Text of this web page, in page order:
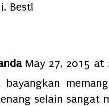
Best!
May 27, 2015 at
bayangkan
selain sangat